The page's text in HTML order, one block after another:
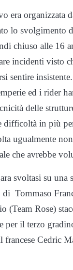
era organizzata
lo svolgimento
chiuso alle 16
incidenti visto
sentire
ed i rider
delle
difficoltà in più
ugualmente
che avrebbe
svoltasi su una
di Tommaso
(Team Rose)
per il terzo
Cedric